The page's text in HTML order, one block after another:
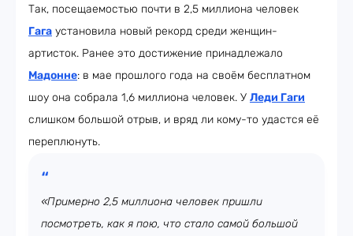
Так, посещаемостью почти в 2,5 миллиона человек
Гага установила новый рекорд среди женщин-
артисток. Ранее это достижение принадлежало
Мадонне: в мае прошлого года на своём бесплатном
шоу она собрала 1,6 миллиона человек. У Леди Гаги
слишком большой отрыв, и вряд ли кому-то удастся её
переплюнуть.
«Примерно 2,5 миллиона человек пришли
посмотреть, как я пою, что стало самой большой